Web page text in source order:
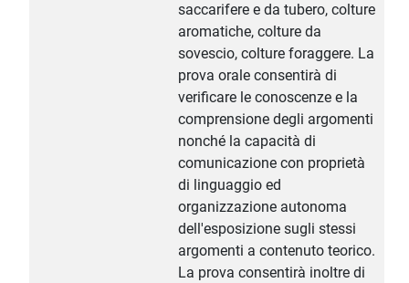
saccarifere e da tubero, colture
aromatiche, colture da
sovescio, colture foraggere. La
prova orale consentirà di
verificare le conoscenze e la
comprensione degli argomenti
nonché la capacità di
comunicazione con proprietà
di linguaggio ed
organizzazione autonoma
dell'esposizione sugli stessi
argomenti a contenuto teorico.
La prova consentirà inoltre di